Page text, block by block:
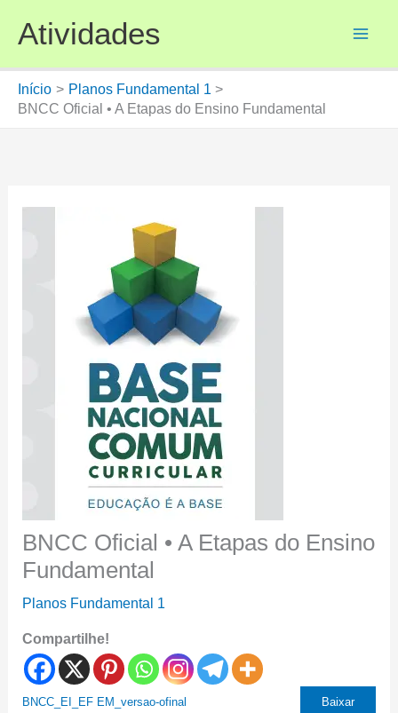
para
conteúdo
Atividades
Início
Planos Fundamental 1
BNCC Oficial • A Etapas do Ensino Fundamental
BNCC Oficial • A Etapas do Ensino
Fundamental
Planos Fundamental 1
Compartilhe!
BNCC_EI_EF EM_versao-ofinal Baixar